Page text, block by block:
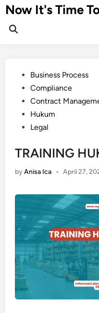
Skip
to
content
Now It's Time
PostedBusiness Process
Compliance
Contract
Hukum
Legal
TRAINING
byAnisa Ica • April 27,